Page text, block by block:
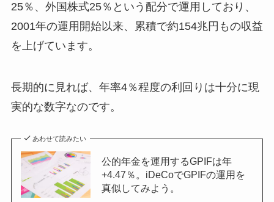
25％、外国株式25％という配分で運用しており、
2001年の運用開始以来、累積で約154兆円もの収益
を上げています。
長期的に見れば、年率4％程度の利回りは十分に現
実的な数字なのです。
あわせて読みたい
公的年金を運用するGPIFは年
+4.47％。iDeCoでGPIFの運用を
真似してみよう。